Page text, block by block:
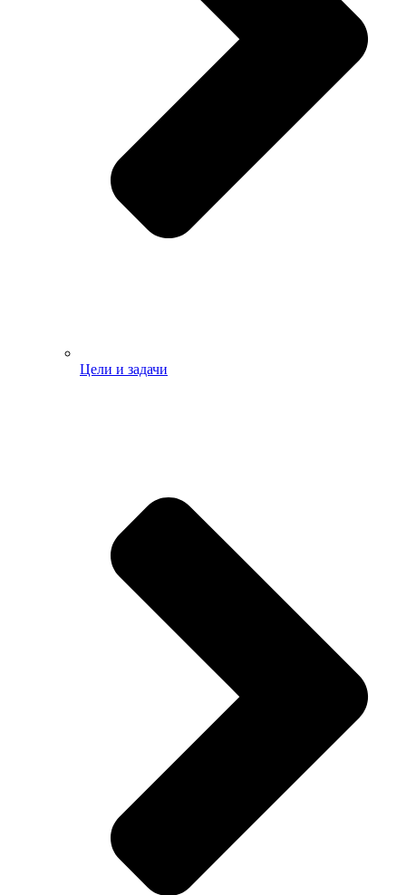
Цели и задачи